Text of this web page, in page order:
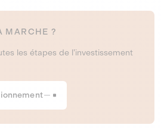
MARCHE ?
les étapes de l’investissement